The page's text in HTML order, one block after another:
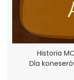
Historia
Dla